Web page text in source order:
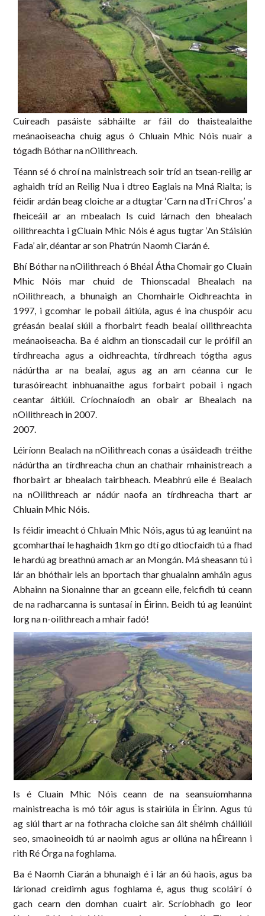
Cuireadh pasáiste sábháilte ar fáil do thaistealaithe
meánaoiseacha chuig agus ó Chluain Mhic Nóis nuair a
tógadh Bóthar na nOilithreach.
Téann sé ó chroí na mainistreach soir tríd an tsean-reilig ar
aghaidh tríd an Reilig Nua i dtreo Eaglais na Mná Rialta; is
féidir ardán beag cloiche ar a dtugtar ‘Carn na dTrí Chros’ a
fheiceáil ar an mbealach Is cuid lárnach den bhealach
oilithreachta i gCluain Mhic Nóis é agus tugtar ‘An Stáisiún
Fada’ air, déantar ar son Phatrún Naomh Ciarán é.
Bhí Bóthar na nOilithreach ó Bhéal Átha Chomair go Cluain
Mhic Nóis mar chuid de Thionscadal Bhealach na
nOilithreach, a bhunaigh an Chomhairle Oidhreachta in
1997, i gcomhar le pobail áitiúla, agus é ina chuspóir acu
gréasán bealaí siúil a fhorbairt feadh bealaí oilithreachta
meánaoiseacha. Ba é aidhm an tionscadail cur le próifíl an
tírdhreacha agus a oidhreachta, tírdhreach tógtha agus
nádúrtha ar na bealaí, agus ag an am céanna cur le
turasóireacht inbhuanaithe agus forbairt pobail i ngach
ceantar áitiúil. Críochnaíodh an obair ar Bhealach na
nOilithreach in 2007.
2007.
Léiríonn Bealach na nOilithreach conas a úsáideadh tréithe
nádúrtha an tírdhreacha chun an chathair mhainistreach a
fhorbairt ar bhealach tairbheach. Meabhrú eile é Bealach
na nOilithreach ar nádúr naofa an tírdhreacha thart ar
Chluain Mhic Nóis.
Is féidir imeacht ó Chluain Mhic Nóis, agus tú ag leanúint na
gcomharthaí le haghaidh 1km go dtí go dtiocfaidh tú a fhad
le hardú ag breathnú amach ar an Mongán. Má sheasann tú i
lár an bhóthair leis an bportach thar ghualainn amháin agus
Abhainn na Sionainne thar an gceann eile, feicfidh tú ceann
de na radharcanna is suntasaí in Éirinn. Beidh tú ag leanúint
lorg na n-oilithreach a mhair fadó!
Is é Cluain Mhic Nóis ceann de na seansuíomhanna
mainistreacha is mó tóir agus is stairiúla in Éirinn. Agus tú
ag siúl thart ar na fothracha cloiche san áit shéimh cháiliúil
seo, smaoineoidh tú ar naoimh agus ar ollúna na hÉireann i
rith Ré Órga na foghlama.
Ba é Naomh Ciarán a bhunaigh é i lár an 6ú haois, agus ba
lárionad creidimh agus foghlama é, agus thug scoláirí ó
gach cearn den domhan cuairt air. Scríobhadh go leor